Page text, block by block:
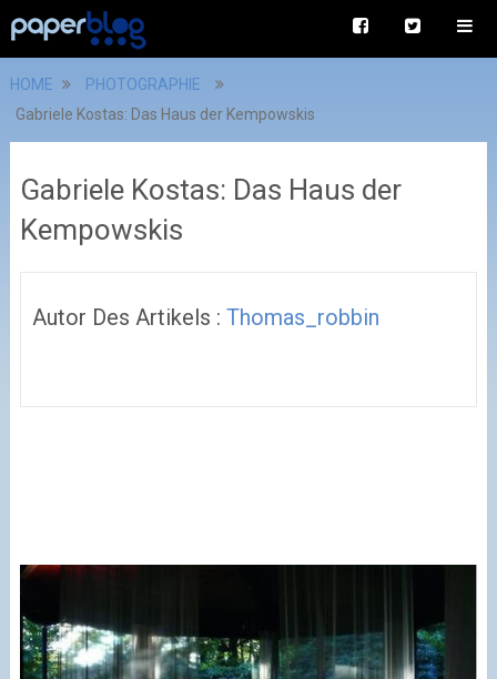
HOME
PHOTOGRAPHIE
Gabriele Kostas: Das Haus der Kempowskis
Gabriele Kostas: Das Haus der
Kempowskis
Autor Des Artikels : Thomas_robbin